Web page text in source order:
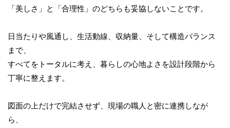
「美しさ」と「合理性」のどちらも妥協しないことです。
日当たりや風通し、生活動線、収納量、そして構造バランス
まで、
すべてをトータルに考え、暮らしの心地よさを設計段階から
丁寧に整えます。
図面の上だけで完結させず、現場の職人と密に連携しなが
ら、